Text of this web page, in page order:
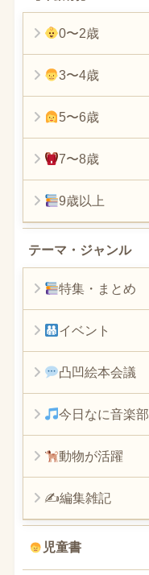
0〜2歳
3〜4歳
5〜6歳
7〜8歳
9歳以上
テーマ・ジャンル
特集・まとめ
イベント
凸凹絵本会議
今日なに音楽部
動物が活躍
✍編集雑記
児童書